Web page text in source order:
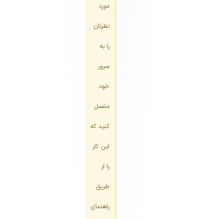
مورد
نظرتان
را به
سرور
خود
متصل
کنید که
این کار
را از
طریق
راهنمای